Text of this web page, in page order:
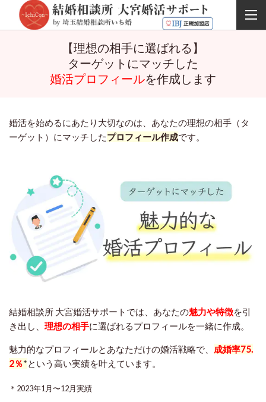
【理想の相手に選ばれる】
ターゲットにマッチした
婚活プロフィールを作成します
婚活を始めるにあたり大切なのは、あなたの理想の相手（タ
ーゲット）にマッチしたプロフィール作成です。
結婚相談所 大宮婚活サポートでは、あなたの魅力や特徴を引
き出し、 理想の相手に選ばれるプロフィールを一緒に作成。
魅力的なプロフィールとあなただけの婚活戦略で、 成婚率75.
2％*という高い実績を叶えています。
＊2023年1⽉〜12⽉実績